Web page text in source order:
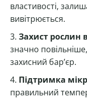
властивості,
вивітрюється.
Захист рослин
значно
захисний бар’єр.
Підтримка
правильний